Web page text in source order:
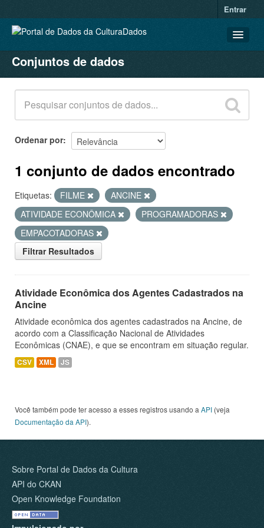
Entrar
CONJUNTOS DE DADOS
ORGANIZAÇÕES
GRUPOS
SOBRE
Conjuntos de dados
Ordenar por
1 conjunto de dados encontrado
Etiquetas: FILME
ANCINE
ATIVIDADE ECONÔMICA
PROGRAMADORAS
EMPACOTADORAS
Filtrar Resultados
Atividade Econômica dos Agentes Cadastrados na
Ancine
Atividade econômica dos agentes cadastrados na Ancine, de
acordo com a Classificação Nacional de Atividades
Econômicas (CNAE), e que se encontram em situação regular.
CSV XML JS
Você também pode ter acesso a esses registros usando a API (veja
Documentação da API).
Sobre Portal de Dados da Cultura
API do CKAN
Open Knowledge Foundation